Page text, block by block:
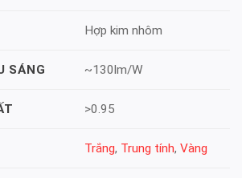
Hợp kim nhôm
SÁNG ~130lm/W
>0.95
Trắng, Trung tính, Vàng